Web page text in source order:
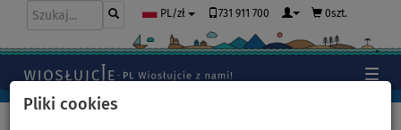
Pliki cookies
PL/zł 731 911 700 0szt.